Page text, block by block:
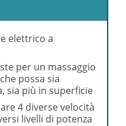
elettrico a
per un massaggio
possa sia
sia più in superficie
4 diverse velocità
livelli di potenza